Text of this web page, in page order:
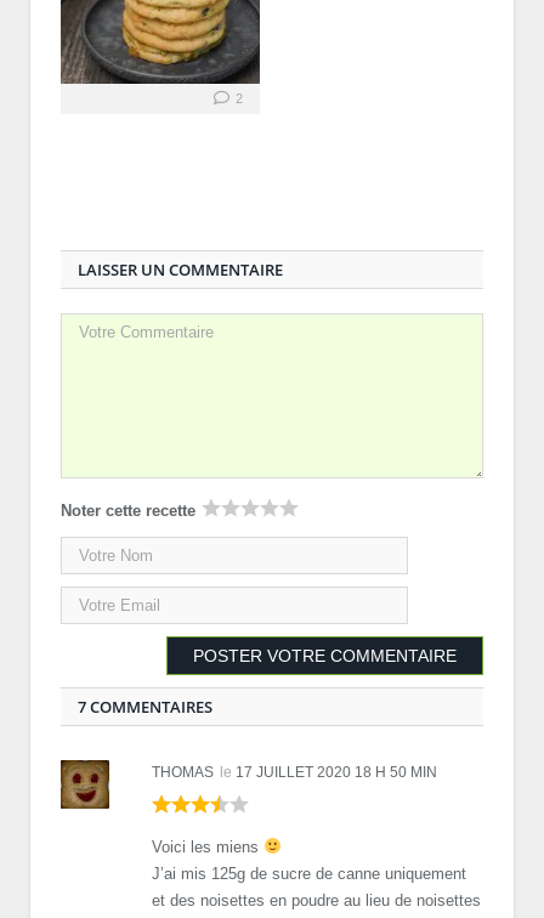
2
LAISSER UN COMMENTAIRE
Noter cette recette
7 COMMENTAIRES
THOMAS le 17 JUILLET 2020 18 H 50 MIN
Voici les miens
J’ai mis 125g de sucre de canne uniquement
et des noisettes en poudre au lieu de noisettes